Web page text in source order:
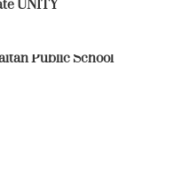
UNITY
Public School